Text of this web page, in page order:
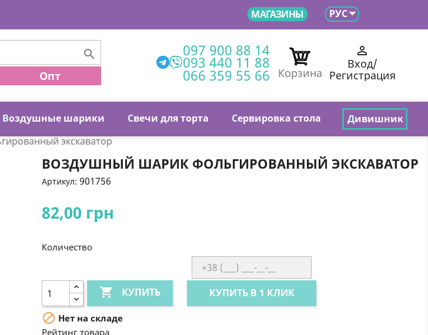
МАГАЗИНЫ РУС
Воздушные шарики Свечи для торта Сервировка стола Дивишник

Опт
097 900 88 14
093 440 11 88
066 359 55 66 Корзина

Вход/
Регистрация
экскаватор
ВОЗДУШНЫЙ ШАРИК ФОЛЬГИРОВАННЫЙ ЭКСКАВАТОР
Артикул: 901756
82,00 грн
Количество
 КУПИТЬ КУПИТЬ В 1 КЛИК
 Нет на складе
Рейтинг товара